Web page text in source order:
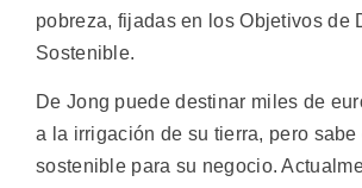
pobreza, fijadas en los Objetivos de
Sostenible.
De Jong puede destinar miles de
a la irrigación de su tierra, pero sabe
sostenible para su negocio.